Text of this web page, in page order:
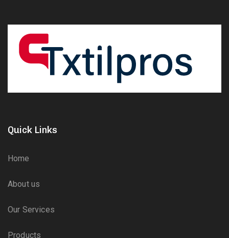
Quick Links
Home
About us
Our Services
Products